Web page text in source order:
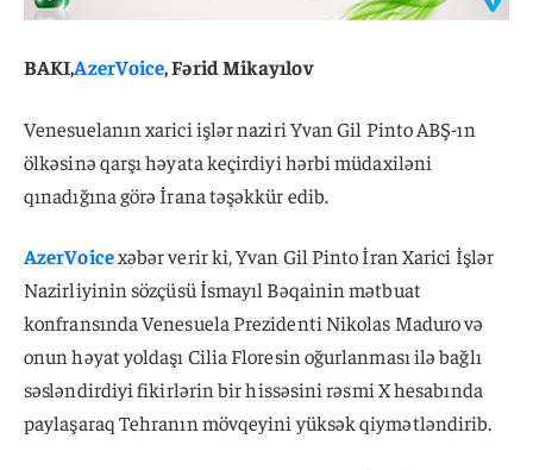
BAKI,AzerVoice, Fərid Mikayılov
Venesuelanın xarici işlər naziri Yvan Gil Pinto ABŞ-ın
ölkəsinə qarşı həyata keçirdiyi hərbi müdaxiləni
qınadığına görə İrana təşəkkür edib.
AzerVoicexəbər verir ki, Yvan Gil Pinto İran Xarici İşlər
Nazirliyinin sözçüsü İsmayıl Bəqainin mətbuat
konfransında Venesuela Prezidenti Nikolas Maduro və
onun həyat yoldaşı Cilia Floresin oğurlanması ilə bağlı
səsləndirdiyi fikirlərin bir hissəsini rəsmi X hesabında
paylaşaraq Tehranın mövqeyini yüksək qiymətləndirib.